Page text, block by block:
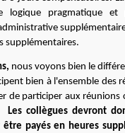
logique pragmatique
supplémentaires.
nous voyons bien le
bien à l'ensemble des
de participer aux
Les collègues devront
payés en heures